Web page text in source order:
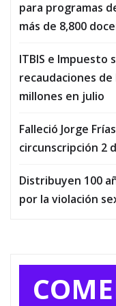
para programas
más de 8,800
ITBIS e Impuesto
recaudaciones de
millones en julio
Falleció Jorge
circunscripción 2
Distribuyen 100
por la violación